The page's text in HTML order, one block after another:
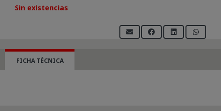
Sin existencias
FICHA TÉCNICA